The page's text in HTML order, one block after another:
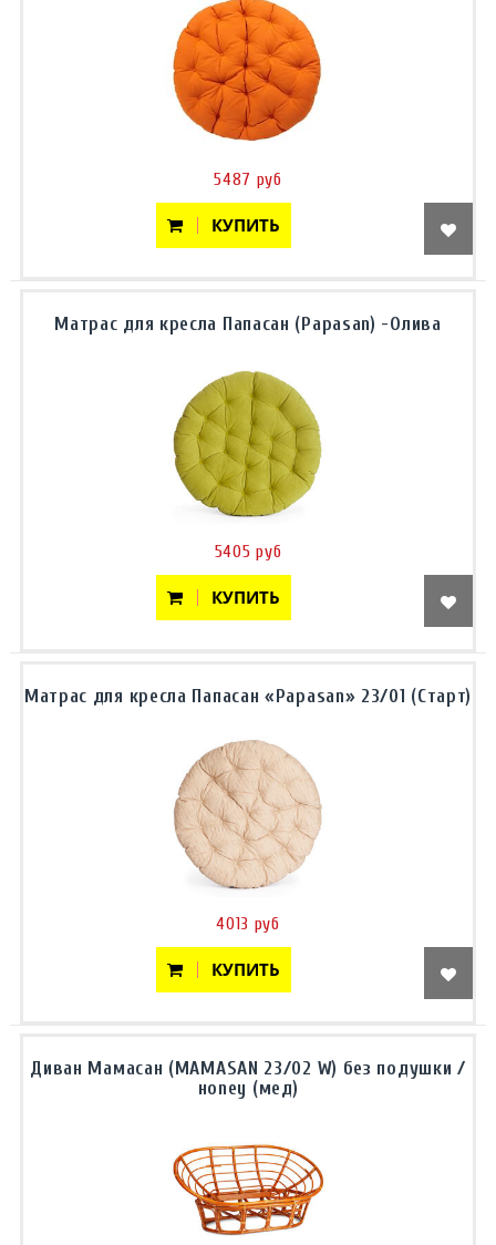
5487 руб
КУПИТЬ
Матрас для кресла Папасан (Papasan) -Олива
5405 руб
КУПИТЬ
Матрас для кресла Папасан «Papasan» 23/01 (Старт)
4013 руб
КУПИТЬ
Диван Мамасан (MAMASAN 23/02 W) без подушки /
нoney (мед)